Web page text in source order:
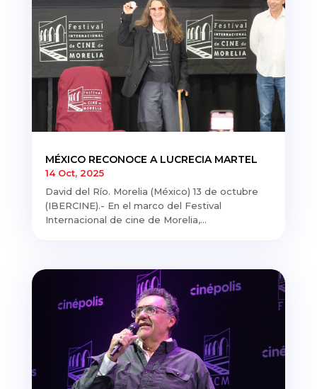
MÉXICO RECONOCE A LUCRECIA MARTEL
14 Oct, 2025
David del Río. Morelia (México) 13 de octubre
(IBERCINE).- En el marco del Festival
Internacional de cine de Morelia,...